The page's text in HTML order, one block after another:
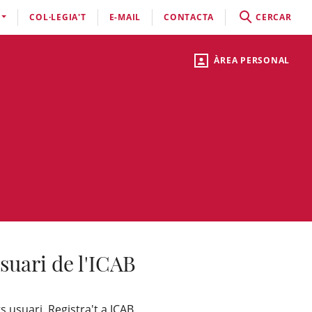
ÀREA PERSONAL
COL·LEGIA'T E-MAIL CONTACTA CERCAR
de l'ICAB